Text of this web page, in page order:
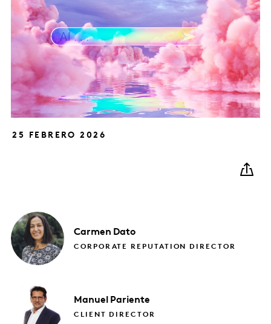
25 FEBRERO 2026
Carmen Dato
CORPORATE REPUTATION DIRECTOR
Manuel Pariente
CLIENT DIRECTOR